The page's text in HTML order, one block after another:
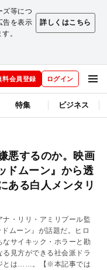
ズ等につ
告を表示
。
詳しくはこちら
料会員登録 ログイン
特集 ビジネス
悪するのか。映画
ドムーン』から透
ある白人メンタリ
ナ・リリ・アミリプール監
ムーン』が話題だ。ヒロ
サイキック・ホラーと勘
見方ができる社会派ドラ
とは……。【※本記事では